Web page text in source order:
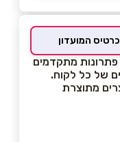
מתקדמים
של כל לקוח.
מתוצרת